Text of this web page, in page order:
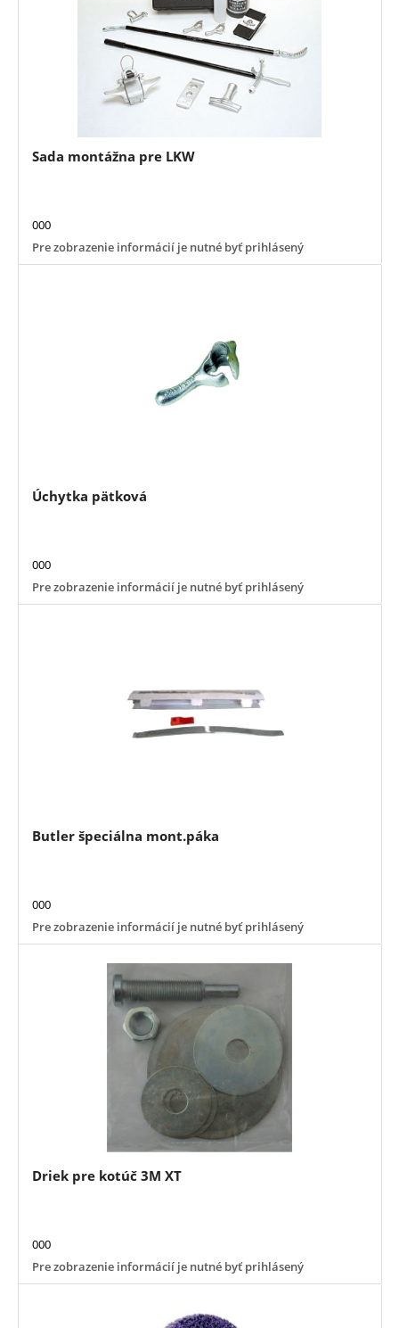
Sada montážna pre LKW
000
Pre zobrazenie informácií je nutné byť prihlásený
Úchytka pätková
000
Pre zobrazenie informácií je nutné byť prihlásený
Butler špeciálna mont.páka
000
Pre zobrazenie informácií je nutné byť prihlásený
Driek pre kotúč 3M XT
000
Pre zobrazenie informácií je nutné byť prihlásený